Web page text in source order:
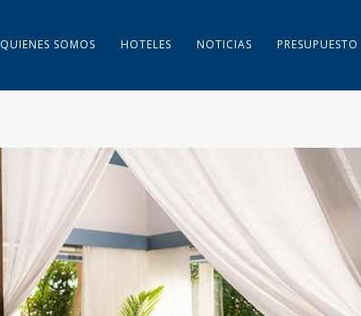
QUIENES SOMOS HOTELES NOTICIAS PRESUPUESTO